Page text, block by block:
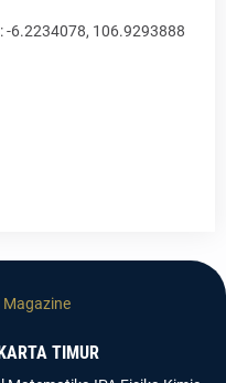
-6.2234078, 106.9293888
TIMUR